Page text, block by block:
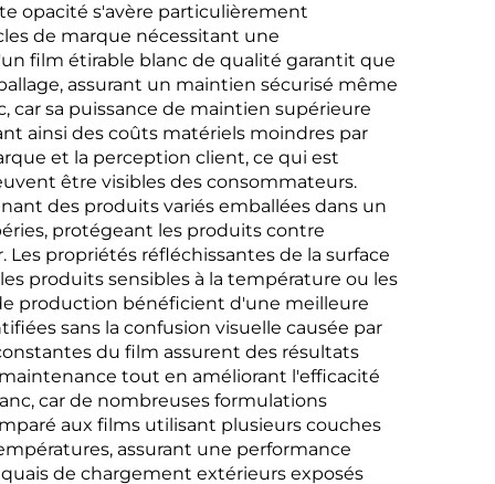
opacité s'avère particulièrement
de marque nécessitant une
film étirable blanc de qualité garantit que
assurant un maintien sécurisé même
sa puissance de maintien supérieure
ainsi des coûts matériels moindres par
et la perception client, ce qui est
être visibles des consommateurs.
des produits variés emballées dans un
protégeant les produits contre
propriétés réfléchissantes de la surface
produits sensibles à la température ou les
production bénéficient d'une meilleure
sans la confusion visuelle causée par
du film assurent des résultats
tout en améliorant l'efficacité
car de nombreuses formulations
aux films utilisant plusieurs couches
assurant une performance
de chargement extérieurs exposés